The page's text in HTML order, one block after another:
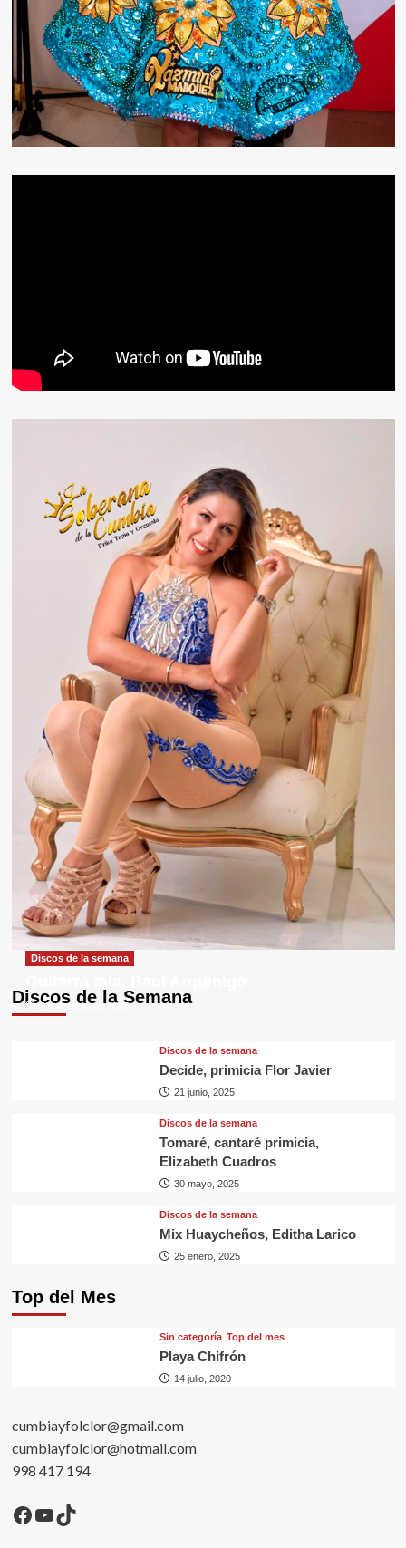
Discos de la Semana
Discos de la semana
29 septiembre, 2025
Discos de la semana
Decide, primicia Flor Javier
21 junio, 2025
Discos de la semana
Tomaré, cantaré primicia,
Elizabeth Cuadros
30 mayo, 2025
Discos de la semana
Mix Huaycheños, Editha Larico
25 enero, 2025
Top del Mes
Sin categorí­a Top del mes
Playa Chifrón
14 julio, 2020
cumbiayfolclor@gmail.com
cumbiayfolclor@hotmail.com
998 417 194
Facebook
YouTube
TikTok